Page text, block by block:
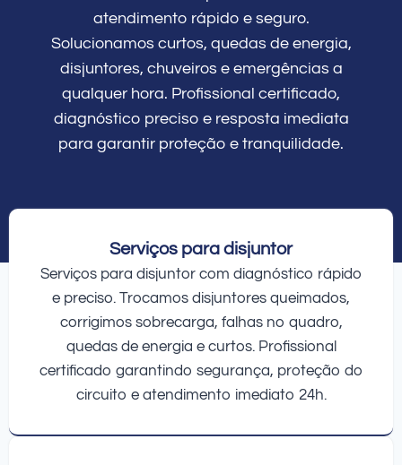
atendimento rápido e seguro.
Solucionamos curtos, quedas de energia,
disjuntores, chuveiros e emergências a
qualquer hora. Profissional certificado,
diagnóstico preciso e resposta imediata
para garantir proteção e tranquilidade.
Serviços para disjuntor
Serviços para disjuntor com diagnóstico rápido
e preciso. Trocamos disjuntores queimados,
corrigimos sobrecarga, falhas no quadro,
quedas de energia e curtos. Profissional
certificado garantindo segurança, proteção do
circuito e atendimento imediato 24h.